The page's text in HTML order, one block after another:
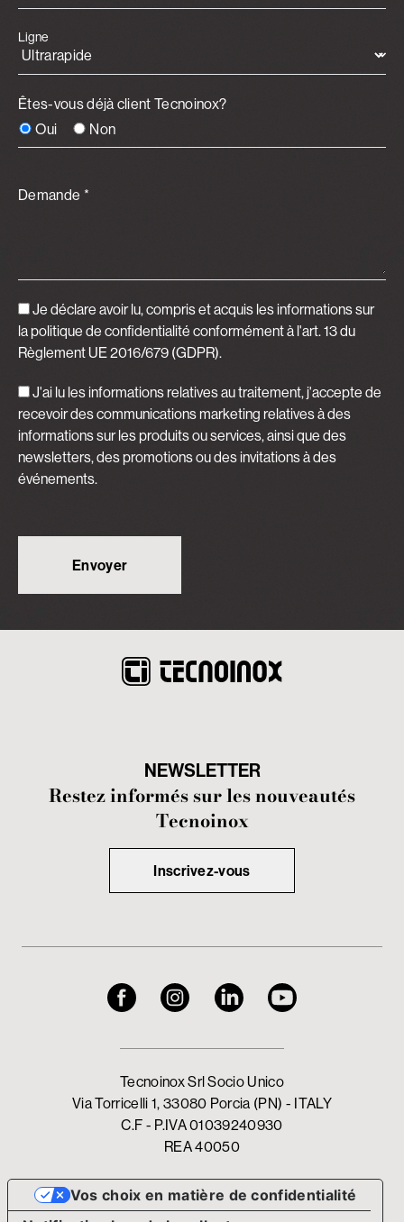
Ligne
Êtes-vous déjà client Tecnoinox?
Oui
Non
Demande *
Je déclare avoir lu, compris et acquis les informations sur
la politique de confidentialité conformément à l'art. 13 du
Règlement UE 2016/679 (GDPR).
J'ai lu les informations relatives au traitement, j'accepte de
recevoir des communications marketing relatives à des
informations sur les produits ou services, ainsi que des
newsletters, des promotions ou des invitations à des
événements.
NEWSLETTER
Restez informés sur les nouveautés
Tecnoinox
Inscrivez-vous
Tecnoinox Srl Socio Unico
Via Torricelli 1, 33080 Porcia (PN) - ITALY
C.F - P.IVA 01039240930
REA 40050
Vos choix en matière de confidentialité